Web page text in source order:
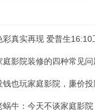
彩真实再现 爱普生16:10
庭影院装修的四种常见问
钱也玩家庭影院，廉价
蜗牛：今天不谈家庭影